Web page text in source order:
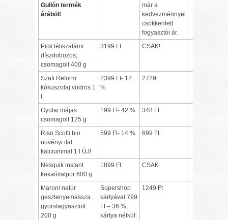
Gullón termék
árából!
már a
kedvezménnyel
csökkentett
fogyasztói ár.
Pick téliszalámi
díszdobozos;
csomagolt 400 g
3199 Ft CSAK!
Szafi Reform
kókuszolaj vödrös 1
l
2399 Ft- 12
%
2729
Gyulai májas
csomagolt 125 g
199 Ft- 42 % 348 Ft
Riso Scotti bio
növényi ital
kalciummal 1 l ÚJ!
599 Ft- 14 % 699 Ft
Nesquik instant
kakaóitalpor 600 g
1899 Ft CSAK
Maroni natúr
gesztenyemassza
gyorsfagyasztott
200 g
Supershop
kártyával:799
Ft – 36 %,
kártya nélkül:
1249 Ft